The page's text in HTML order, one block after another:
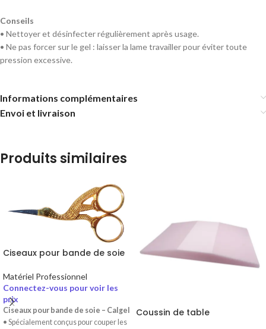
Conseils
• Nettoyer et désinfecter régulièrement après usage.
• Ne pas forcer sur le gel : laisser la lame travailler pour éviter toute
pression excessive.
Informations complémentaires
Envoi et livraison
Produits similaires
Ciseaux pour bande de soie
Matériel Professionnel
Connectez-vous pour voir les
prix
Ciseaux pour bande de soie – Calgel
• Spécialement conçus pour couper les
Coussin de table